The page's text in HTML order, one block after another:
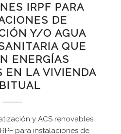
IRPF PARA
DE
Y/O AGUA
QUE
ENERGÍAS
EN LA VIVIENDA
y ACS renovables
para instalaciones de